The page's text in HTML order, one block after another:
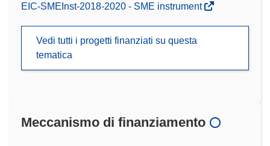
EIC-SMEInst-2018-2020 - SME instrument
Vedi tutti i progetti finanziati su questa
tematica
Meccanismo di finanziamento